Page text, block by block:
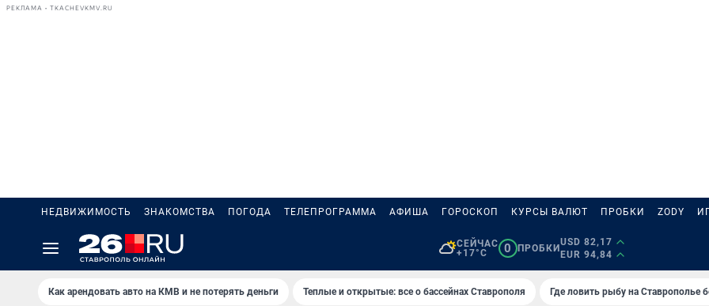
РЕКЛАМА • TKACHEVKMV.RU
НЕДВИЖИМОСТЬ ЗНАКОМСТВА ПОГОДА ТЕЛЕПРОГРАММА АФИША ГОРОСКОП КУРСЫ ВАЛЮТ ПРОБКИ ZODY
СЕЙЧАС
+17°C
0 ПРОБКИ
USD 82,17
EUR 94,84
Как арендовать авто на КМВ и не потерять деньги Теплые и открытые: все о бассейнах Ставрополя Где ловить рыбу на Ставрополье